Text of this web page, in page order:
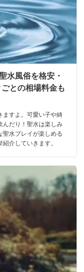
水風俗を格安・
との相場料金も
ますよ。可愛い子や綺
んだり！聖水は楽しみ
水プレイが楽しめる
介していきます。